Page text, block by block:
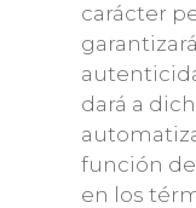
carácter
dará a
función
en los